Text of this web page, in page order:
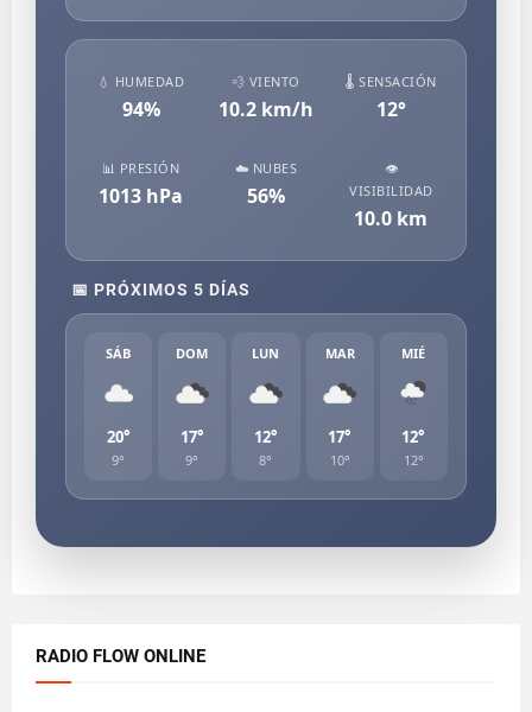
💧 HUMEDAD
94%
💨 VIENTO
10.2km/h
🌡️ SENSACIÓN
12°
📊 PRESIÓN
1013 hPa
☁️ NUBES
56%
👁️
VISIBILIDAD
10.0 km
📅 PRÓXIMOS 5 DÍAS
SÁB
20°
9°
DOM
17°
9°
LUN
12°
8°
MAR
17°
10°
MIÉ
12°
12°
RADIO FLOW ONLINE